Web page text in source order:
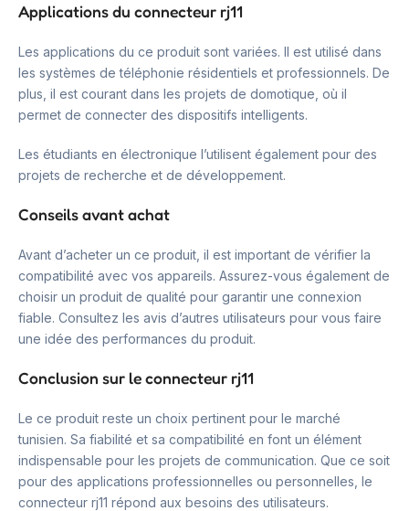
Applications du connecteur rj11
Les applications du ce produit sont variées. Il est utilisé dans
les systèmes de téléphonie résidentiels et professionnels. De
plus, il est courant dans les projets de domotique, où il
permet de connecter des dispositifs intelligents.
Les étudiants en électronique l’utilisent également pour des
projets de recherche et de développement.
Conseils avant achat
Avant d’acheter un ce produit, il est important de vérifier la
compatibilité avec vos appareils. Assurez-vous également de
choisir un produit de qualité pour garantir une connexion
fiable. Consultez les avis d’autres utilisateurs pour vous faire
une idée des performances du produit.
Conclusion sur le connecteur rj11
Le ce produit reste un choix pertinent pour le marché
tunisien. Sa fiabilité et sa compatibilité en font un élément
indispensable pour les projets de communication. Que ce soit
pour des applications professionnelles ou personnelles, le
connecteur rj11 répond aux besoins des utilisateurs.